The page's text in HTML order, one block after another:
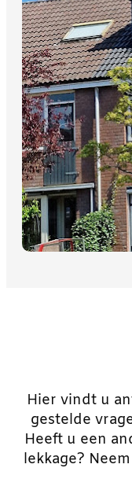
Hier vindt u
gestelde
Heeft u een
lekkage?